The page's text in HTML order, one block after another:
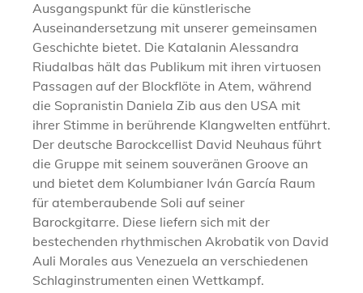
Ausgangspunkt für die künstlerische
Auseinandersetzung mit unserer gemeinsamen
Geschichte bietet. Die Katalanin Alessandra
Riudalbas hält das Publikum mit ihren virtuosen
Passagen auf der Blockflöte in Atem, während
die Sopranistin Daniela Zib aus den USA mit
ihrer Stimme in berührende Klangwelten entführt.
Der deutsche Barockcellist David Neuhaus führt
die Gruppe mit seinem souveränen Groove an
und bietet dem Kolumbianer Iván García Raum
für atemberaubende Soli auf seiner
Barockgitarre. Diese liefern sich mit der
bestechenden rhythmischen Akrobatik von David
Auli Morales aus Venezuela an verschiedenen
Schlaginstrumenten einen Wettkampf.